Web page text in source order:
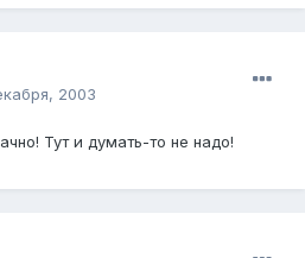
2003
Тут и думать-то не надо!